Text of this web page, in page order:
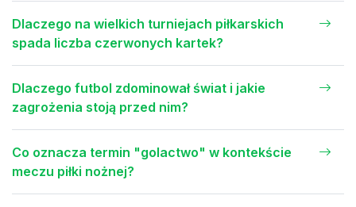
Dlaczego na wielkich turniejach piłkarskich
spada liczba czerwonych kartek?
Dlaczego futbol zdominował świat i jakie
zagrożenia stoją przed nim?
Co oznacza termin "golactwo" w kontekście
meczu piłki nożnej?